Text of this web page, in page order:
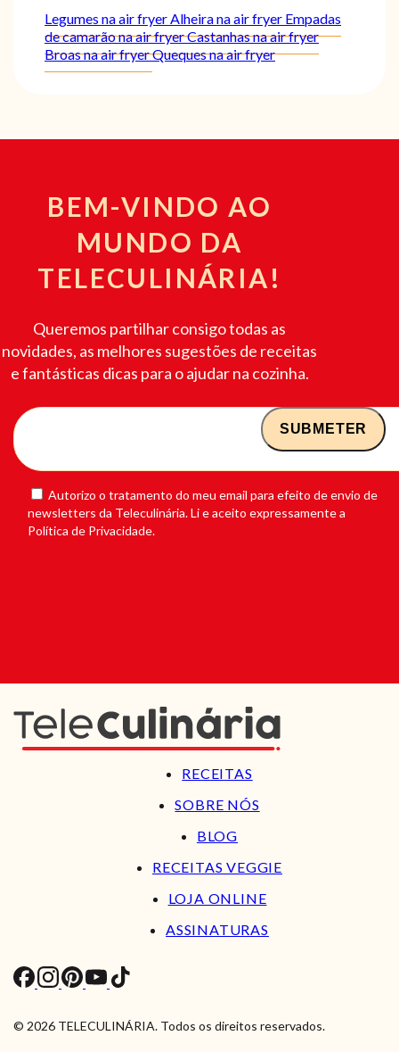
Legumes na air fryerAlheira na air fryer Empadas
de camarão na air fryerCastanhas na air fryer
Broas na air fryerQueques na air fryer
BEM-VINDO AO
MUNDO DA
TELECULINÁRIA!
Queremos partilhar consigo todas as
novidades, as melhores sugestões de receitas
e fantásticas dicas para o ajudar na cozinha.
Autorizo o tratamento do meu email para efeito de envio de
newsletters da Teleculinária. Li e aceito expressamente a
Política de Privacidade.
RECEITAS
SOBRE NÓS
BLOG
RECEITAS VEGGIE
LOJA ONLINE
ASSINATURAS
© 2026 TELECULINÁRIA. Todos os direitos reservados.